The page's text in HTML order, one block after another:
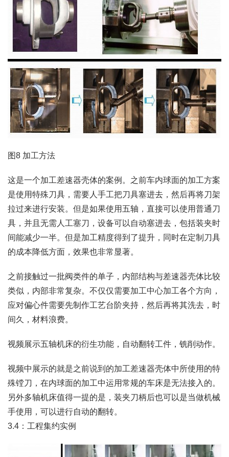
图8 加工方法
这是一个加工差速器壳体的案例。之前车内球面的加工方案
是使用特殊刀具，需要人手工把刀具塞进去，然后再将刀架
拉过来进行安装。但是如果使用五轴，直接可以使用普通刀
具，并且无需人工塞刀，设备可以自动塞进去，包括装夹时
间能减少一半。但是加工精度得到了提升，同时在定制刀具
的成本降低方面，效果也非常显著。
之前接触过一批阀类件的单子，内部结构与差速器壳体比较
类似，内部非常复杂。不仅仅需要加工中心加工各个方向，
应对偏心件需要先制作工艺台阶夹持，然后再将其洗去，时
间久，材料浪费。
视频展示五轴机床的衍生功能，自动翻转工件，铣削动作。
视频中展示的就是之前说到的加工差速器壳体中所使用的特
殊镗刀，在内球面的加工中运用常规的车床是无法接入的。
另外多轴机床值得一提的是，装夹刀柄后也可以是当做机械
手使用，可以进行自动的翻转。
3.4：工程集约实例